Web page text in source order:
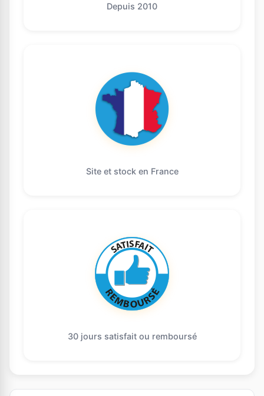
Depuis 2010
Site et stock en France
30 jours satisfait ou remboursé